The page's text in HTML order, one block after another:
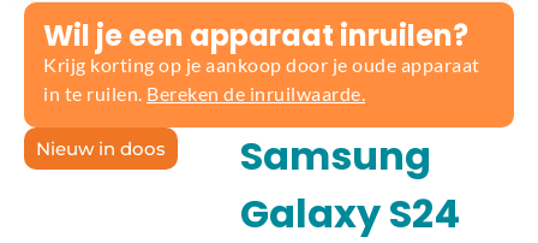
Wil je een apparaat inruilen?
Krijg korting op je aankoop door je oude apparaat
in te ruilen. Bereken de inruilwaarde.
Nieuw in doos
Samsung
Galaxy S24